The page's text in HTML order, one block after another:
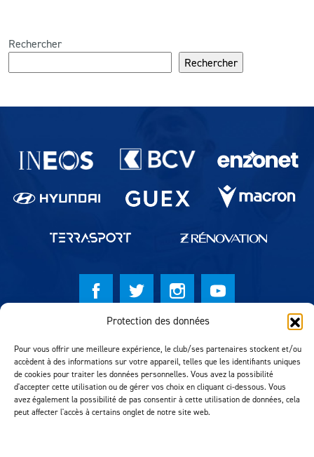
Protection des données
Pour vous offrir une meilleure expérience, le club/ses partenaires stockent et/ou
accèdent à des informations sur votre appareil, telles que les identifiants uniques
de cookies pour traiter les données personnelles. Vous avez la possibilité
d'accepter cette utilisation ou de gérer vos choix en cliquant ci-dessous. Vous
avez également la possibilité de pas consentir à cette utilisation de données, cela
peut affecter l'accès à certains onglet de notre site web.
Rechercher
Rechercher
Partenaires du lausanne-Sport
Réalisation MTM Agency